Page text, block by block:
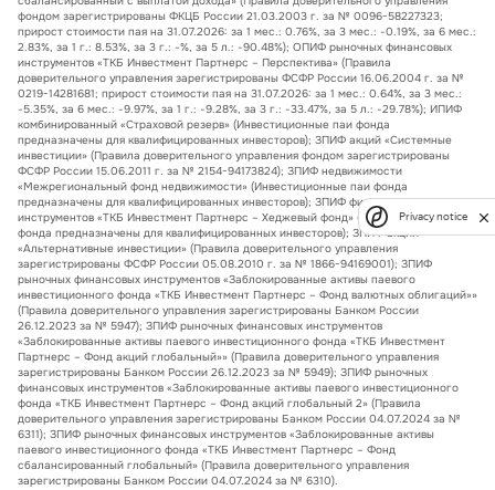
фондом зарегистрированы ФКЦБ России 21.03.2003 г. за № 0096-58227323;
прирост стоимости пая на 31.07.2026: за 1 мес.: 0.76%, за 3 мес.: -0.19%, за 6 мес.:
2.83%, за 1 г.: 8.53%, за 3 г.: -%, за 5 л.: -90.48%); ОПИФ рыночных финансовых
инструментов «ТКБ Инвестмент Партнерс – Перспектива» (Правила
доверительного управления зарегистрированы ФСФР России 16.06.2004 г. за №
0219-14281681; прирост стоимости пая на 31.07.2026: за 1 мес.: 0.64%, за 3 мес.:
-5.35%, за 6 мес.: -9.97%, за 1 г.: -9.28%, за 3 г.: -33.47%, за 5 л.: -29.78%); ИПИФ
комбинированный «Страховой резерв» (Инвестиционные паи фонда
предназначены для квалифицированных инвесторов); ЗПИФ акций «Системные
инвестиции» (Правила доверительного управления фондом зарегистрированы
ФСФР России 15.06.2011 г. за № 2154-94173824); ЗПИФ недвижимости
«Межрегиональный фонд недвижимости» (Инвестиционные паи фонда
предназначены для квалифицированных инвесторов); ЗПИФ финансовых
инструментов «ТКБ Инвестмент Партнерс – Хеджевый фонд» (Инвестиционные паи
фонда предназначены для квалифицированных инвесторов); ЗПИФ акций
«Альтернативные инвестиции» (Правила доверительного управления
зарегистрированы ФСФР России 05.08.2010 г. за № 1866-94169001); ЗПИФ
рыночных финансовых инструментов «Заблокированные активы паевого
инвестиционного фонда «ТКБ Инвестмент Партнерс – Фонд валютных облигаций»»
(Правила доверительного управления зарегистрированы Банком России
26.12.2023 за № 5947); ЗПИФ рыночных финансовых инструментов
«Заблокированные активы паевого инвестиционного фонда «ТКБ Инвестмент
Партнерс – Фонд акций глобальный»» (Правила доверительного управления
зарегистрированы Банком России 26.12.2023 за № 5949); ЗПИФ рыночных
финансовых инструментов «Заблокированные активы паевого инвестиционного
фонда «ТКБ Инвестмент Партнерс – Фонд акций глобальный 2» (Правила
доверительного управления зарегистрированы Банком России 04.07.2024 за №
6311); ЗПИФ рыночных финансовых инструментов «Заблокированные активы
паевого инвестиционного фонда «ТКБ Инвестмент Партнерс – Фонд
сбалансированный глобальный» (Правила доверительного управления
зарегистрированы Банком России 04.07.2024 за № 6310).
Privacy notice